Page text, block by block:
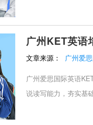
广州KET英语
文章来源： 广州爱
广州爱思国际英语
说读写能力，夯实基